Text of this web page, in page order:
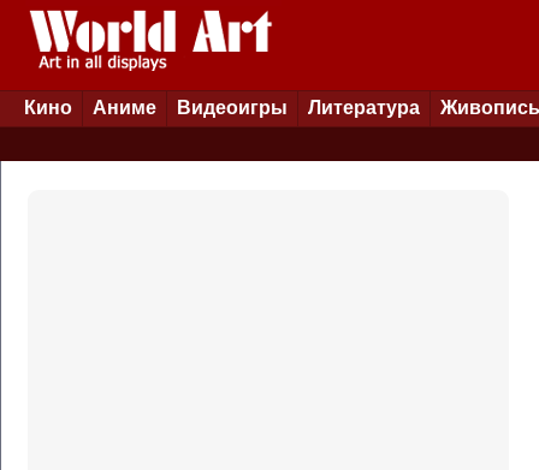
Кино Аниме Видеоигры Литература Живопись